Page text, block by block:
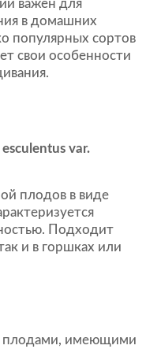
важен для
в домашних
популярных сортов
свои особенности
var.
плодов в виде
Подходит
и в горшках или
плодами, имеющими